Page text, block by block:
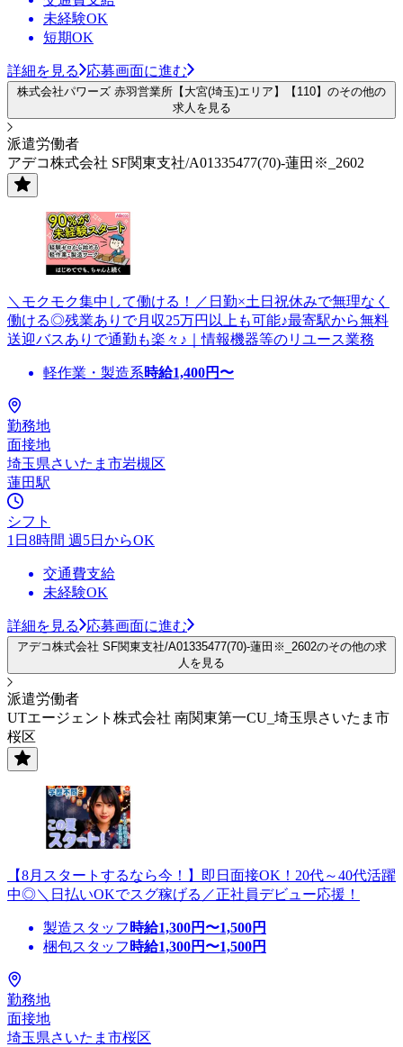
未経験OK
短期OK
詳細を見る 応募画面に進む
株式会社パワーズ 赤羽営業所【大宮(埼玉)エリア】【110】のその他の
求人を見る
派遣労働者
アデコ株式会社 SF関東支社/A01335477(70)-蓮田※_2602
＼モクモク集中して働ける！／日勤×土日祝休みで無理なく
働ける◎残業ありで月収25万円以上も可能♪最寄駅から無料
送迎バスありで通勤も楽々♪｜情報機器等のリユース業務
軽作業・製造系時給1,400円〜
勤務地
面接地
埼玉県さいたま市岩槻区
蓮田駅
シフト
1日8時間 週5日からOK
交通費支給
未経験OK
詳細を見る 応募画面に進む
アデコ株式会社 SF関東支社/A01335477(70)-蓮田※_2602のその他の求
人を見る
派遣労働者
UTエージェント株式会社 南関東第一CU_埼玉県さいたま市
桜区
【8月スタートするなら今！】即日面接OK！20代～40代活躍
中◎＼日払いOKでスグ稼げる／正社員デビュー応援！
製造スタッフ 時給1,300円〜1,500円
梱包スタッフ 時給1,300円〜1,500円
勤務地
面接地
埼玉県さいたま市桜区